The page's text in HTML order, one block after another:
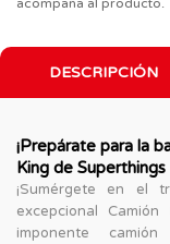
DESCRIPCIÓN
¡Prepárate para la
King de
¡Sumérgete en el
excepcional
imponente